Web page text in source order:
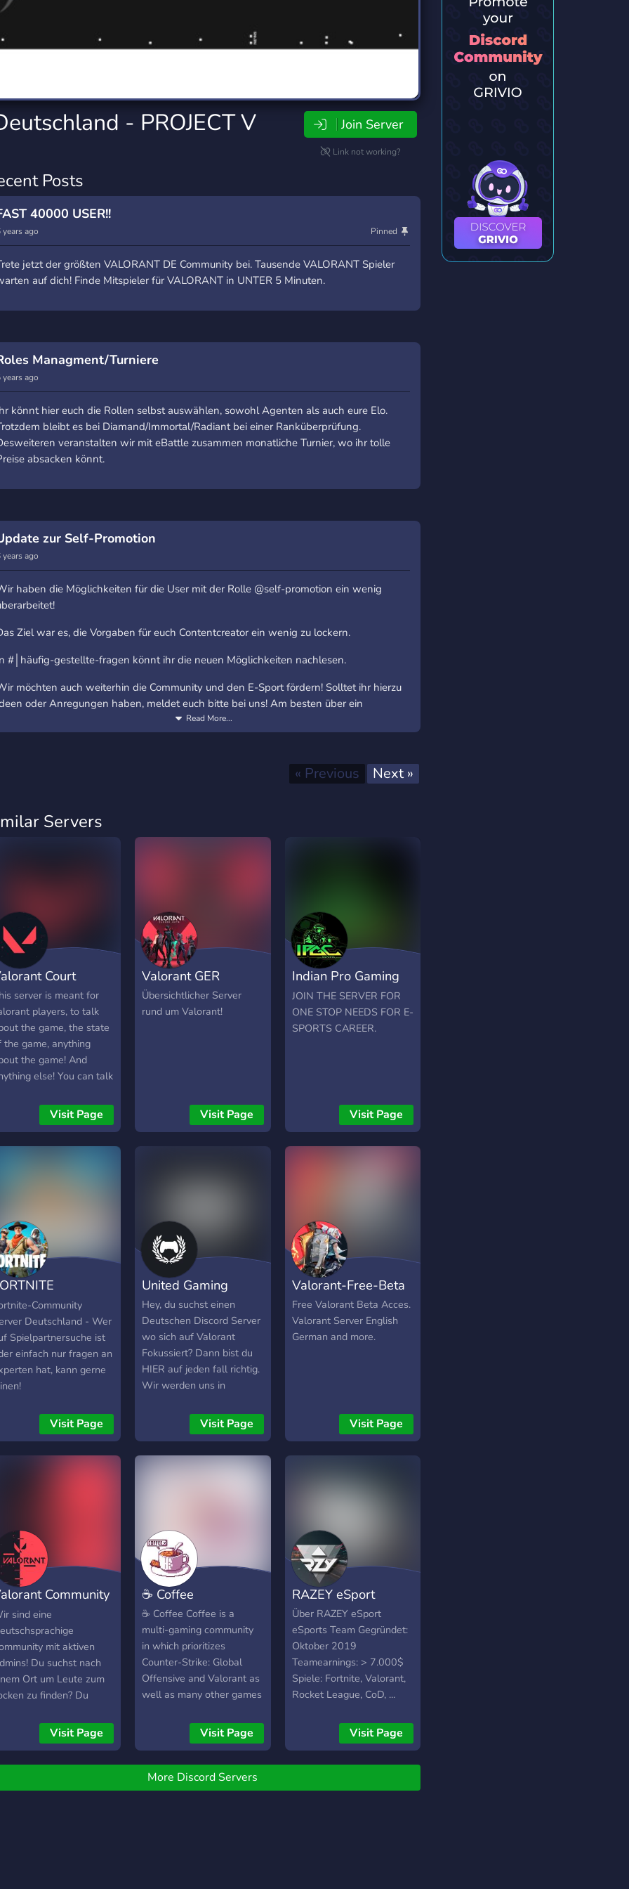
- PROJECT V Join Server
Link not working?
Posts
40000 USER!!
years ago Pinned
jetzt der größten VALORANT DE Community bei. Tausende VALORANT Spieler
auf dich! Finde Mitspieler für VALORANT in UNTER 5 Minuten.
Managment/Turniere
years ago
könnt hier euch die Rollen selbst auswählen, sowohl Agenten als auch eure Elo.
bleibt es bei Diamand/Immortal/Radiant bei einer Ranküberprüfung.
veranstalten wir mit eBattle zusammen monatliche Turnier, wo ihr tolle
absacken könnt.
zur Self-Promotion
years ago
haben die Möglichkeiten für die User mit der Rolle @self-promotion ein wenig
Ziel war es, die Vorgaben für euch Contentcreator ein wenig zu lockern.
#│häufig-gestellte-fragen könnt ihr die neuen Möglichkeiten nachlesen.
möchten auch weiterhin die Community und den E-Sport fördern! Solltet ihr hierzu
oder Anregungen haben, meldet euch bitte bei uns! Am besten über ein
Read More...
« PreviousPrevious
Next »Next
Servers
Court
server is meant for
players, to talk
the game, the state
the game, anything
the game! And
else! You can talk
It is a
gaming server!
Visit Page
Valorant GER
Übersichtlicher Server
rund um Valorant!
Visit Page
Indian Pro Gaming
Clan
JOIN THE SERVER FOR
ONE STOP NEEDS FOR E-
SPORTS CAREER.
Visit Page
Community
Deutschland - Wer
Spielpartnersuche ist
einfach nur fragen an
hat, kann gerne
Visit Page
United Gaming
Hey, du suchst einen
Deutschen Discord Server
wo sich auf Valorant
Fokussiert? Dann bist du
HIER auf jeden fall richtig.
Wir werden uns in
bewegen und wollen
gescheite Teams
weiteres werden dann
Visit Page
Valorant-Free-Beta
Free Valorant Beta Acces.
Valorant Server English
German and more.
Visit Page
Community
sind eine
mit aktiven
Du suchst nach
Ort um Leute zum
zu finden? Du
die neusten Updates
erfolgreichen
ist jeder herzlich
Visit Page
☕ Coffee
☕ Coffee Coffee is a
multi-gaming community
in which prioritizes
Counter-Strike: Global
Offensive and Valorant as
well as many other games
Do you also want to
improve at FPS games?
resources to assist you
with in that criteria!
Visit Page
RAZEY eSport
Über RAZEY eSport
eSports Team Gegründet:
Oktober 2019
Teamearnings: > 7.000$
Spiele: Fortnite, Valorant,
Rocket League, CoD, ...
Gaming (eSport) incl.
Social Media
Visit Page
More Discord Servers